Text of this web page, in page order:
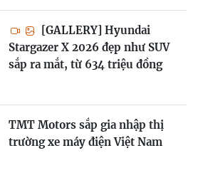
[GALLERY] Hyundai
Stargazer X 2026 đẹp như SUV
sắp ra mắt, từ 634 triệu đồng
TMT Motors sắp gia nhập thị
trường xe máy điện Việt Nam